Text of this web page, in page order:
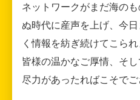
ネットワークがまだ海の
ぬ時代に産声を上げ、今
く情報を紡ぎ続けてこら
皆様の温かなご厚情、そ
尽力があったればこそでご